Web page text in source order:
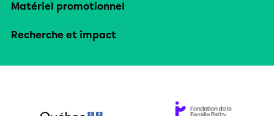
Matériel promotionnel
Recherche et impact